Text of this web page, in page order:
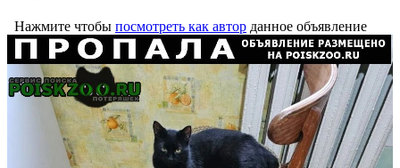
Нажмите чтобы посмотреть как автор данное объявление